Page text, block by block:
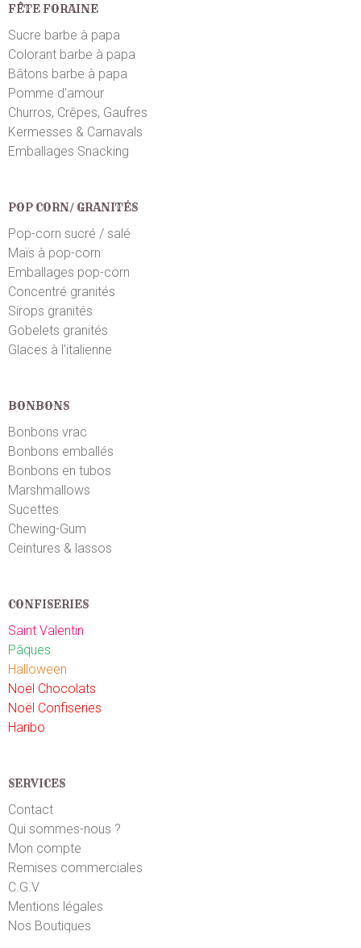
FÊTE FORAINE
Sucre barbe à papa
Colorant barbe à papa
Bâtons barbe à papa
Pomme d'amour
Churros, Crêpes, Gaufres
Kermesses & Carnavals
Emballages Snacking
POP CORN/ GRANITÉS
Pop-corn sucré / salé
Maïs à pop-corn
Emballages pop-corn
Concentré granités
Sirops granités
Gobelets granités
Glaces à l'italienne
BONBONS
Bonbons vrac
Bonbons emballés
Bonbons en tubos
Marshmallows
Sucettes
Chewing-Gum
Ceintures & lassos
CONFISERIES
Saint Valentin
Pâques
Halloween
Noël Chocolats
Noël Confiseries
Haribo
SERVICES
Contact
Qui sommes-nous ?
Mon compte
Remises commerciales
C.G.V
Mentions légales
Nos Boutiques